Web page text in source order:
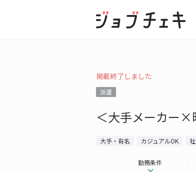
掲載終了しました
派遣
＜大手メーカー×
大手・有名 カジュアルOK
勤務条件